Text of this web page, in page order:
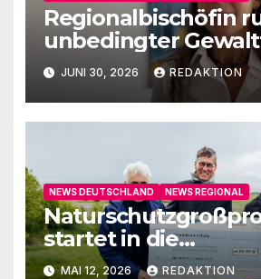
Regionalbischöfin
unbedingter
aufJUNI 30, 2026 REDAKTION
NEWS DEUTSCHLAND NEWS REGIONAL
startet in die
Umsetzungsphase
MAI 12, 2026 REDAKTION